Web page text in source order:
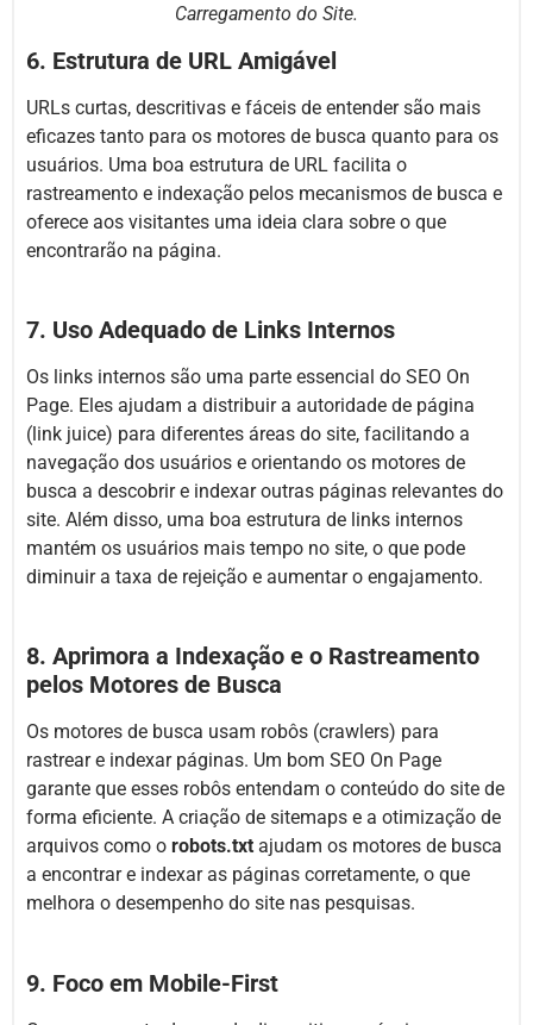
Carregamento do Site.
6. Estrutura de URL Amigável
URLs curtas, descritivas e fáceis de entender são mais
eficazes tanto para os motores de busca quanto para os
usuários. Uma boa estrutura de URL facilita o
rastreamento e indexação pelos mecanismos de busca e
oferece aos visitantes uma ideia clara sobre o que
encontrarão na página.
7. Uso Adequado de Links Internos
Os links internos são uma parte essencial do SEO On
Page. Eles ajudam a distribuir a autoridade de página
(link juice) para diferentes áreas do site, facilitando a
navegação dos usuários e orientando os motores de
busca a descobrir e indexar outras páginas relevantes do
site. Além disso, uma boa estrutura de links internos
mantém os usuários mais tempo no site, o que pode
diminuir a taxa de rejeição e aumentar o engajamento.
8. Aprimora a Indexação e o Rastreamento
pelos Motores de Busca
Os motores de busca usam robôs (crawlers) para
rastrear e indexar páginas. Um bom SEO On Page
garante que esses robôs entendam o conteúdo do site de
forma eficiente. A criação de sitemaps e a otimização de
arquivos como o robots.txt ajudam os motores de busca
a encontrar e indexar as páginas corretamente, o que
melhora o desempenho do site nas pesquisas.
9. Foco em Mobile-First